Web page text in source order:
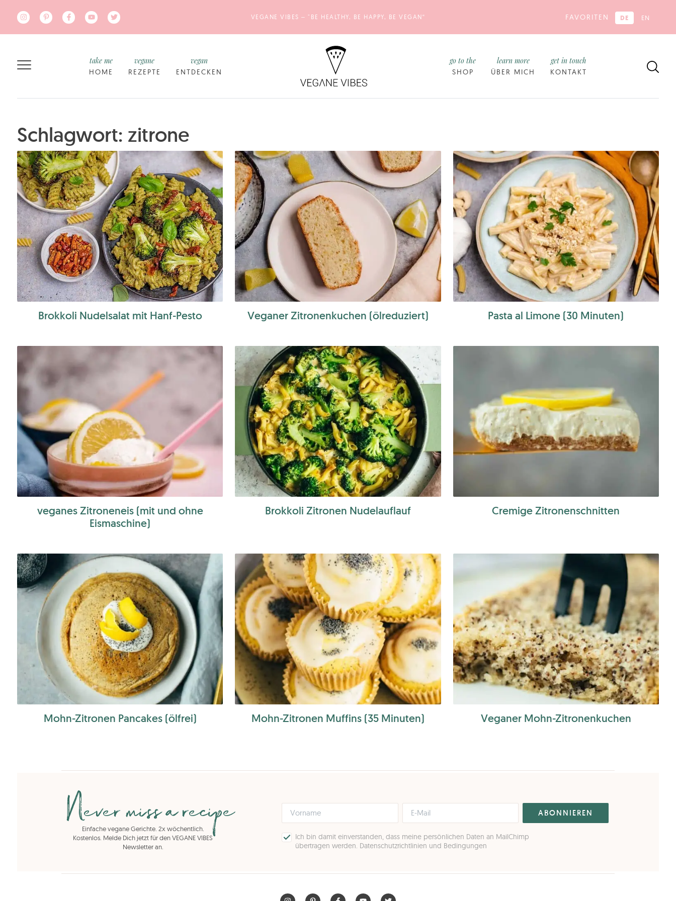
VEGANE VIBES – "BE HEALTHY, BE HAPPY, BE VEGAN“ FAVORITEN DE EN
HOME
take me
REZEPTE
vegane
ENTDECKEN
vegan
SHOP
go to the
ÜBER MICH
learn more
KONTAKT
get in touch
Schlagwort: zitrone
Brokkoli Nudelsalat mit Hanf-Pesto Veganer Zitronenkuchen (ölreduziert) Pasta al Limone (30 Minuten)
veganes Zitroneneis (mit und ohne
Eismaschine)
Brokkoli Zitronen Nudelauflauf Cremige Zitronenschnitten
Mohn-Zitronen Pancakes (ölfrei) Mohn-Zitronen Muffins (35 Minuten) Veganer Mohn-Zitronenkuchen
Never miss a recipe
Einfache vegane Gerichte. 2x wöchentlich.
Kostenlos. Melde Dich jetzt für den VEGANE VIBES
Newsletter an.
Ich bin damit einverstanden, dass meine persönlichen Daten an MailChimp
übertragen werden. Datenschutzrichtlinien und Bedingungen